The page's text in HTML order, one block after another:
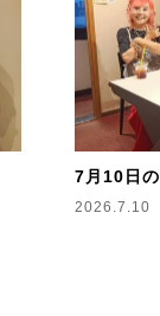
7月10日
2026.7.10